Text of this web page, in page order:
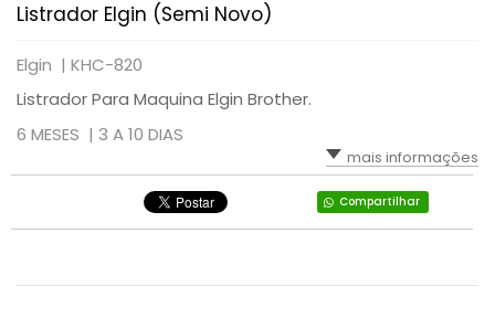
Listrador Elgin (Semi Novo)
Elgin | KHC-820
Listrador Para Maquina Elgin Brother.
6 MESES | 3 A 10 DIAS
mais informações
Compartilhar